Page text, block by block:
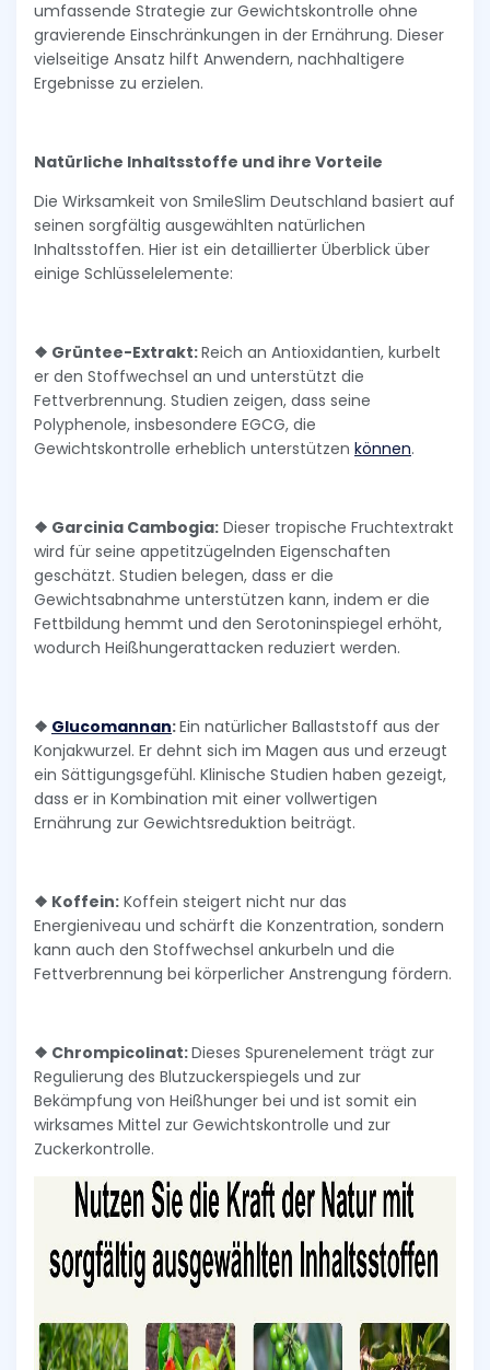
umfassende Strategie zur Gewichtskontrolle ohne
gravierende Einschränkungen in der Ernährung. Dieser
vielseitige Ansatz hilft Anwendern, nachhaltigere
Ergebnisse zu erzielen.
Natürliche Inhaltsstoffe und ihre Vorteile
Die Wirksamkeit von SmileSlim Deutschland basiert auf
seinen sorgfältig ausgewählten natürlichen
Inhaltsstoffen. Hier ist ein detaillierter Überblick über
einige Schlüsselelemente:
❖ Grüntee-Extrakt:Reich an Antioxidantien, kurbelt
er den Stoffwechsel an und unterstützt die
Fettverbrennung. Studien zeigen, dass seine
Polyphenole, insbesondere EGCG, die
Gewichtskontrolle erheblich unterstützen können.
❖ Garcinia Cambogia: Dieser tropische Fruchtextrakt
wird für seine appetitzügelnden Eigenschaften
geschätzt. Studien belegen, dass er die
Gewichtsabnahme unterstützen kann, indem er die
Fettbildung hemmt und den Serotoninspiegel erhöht,
wodurch Heißhungerattacken reduziert werden.
❖ Glucomannan:Ein natürlicher Ballaststoff aus der
Konjakwurzel. Er dehnt sich im Magen aus und erzeugt
ein Sättigungsgefühl. Klinische Studien haben gezeigt,
dass er in Kombination mit einer vollwertigen
Ernährung zur Gewichtsreduktion beiträgt.
❖ Koffein: Koffein steigert nicht nur das
Energieniveau und schärft die Konzentration, sondern
kann auch den Stoffwechsel ankurbeln und die
Fettverbrennung bei körperlicher Anstrengung fördern.
❖ Chrompicolinat:Dieses Spurenelement trägt zur
Regulierung des Blutzuckerspiegels und zur
Bekämpfung von Heißhunger bei und ist somit ein
wirksames Mittel zur Gewichtskontrolle und zur
Zuckerkontrolle.